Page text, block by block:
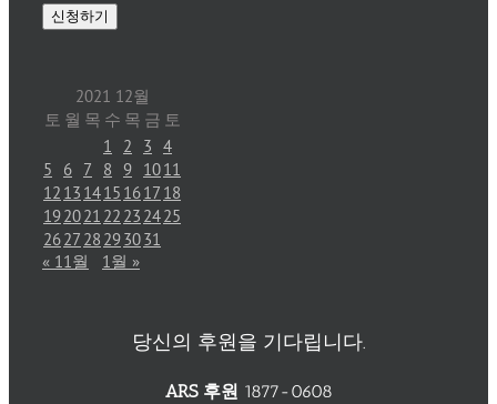
2021 12월
토 월 목 수 목 금 토
1 2 3 4
5
6 7 8 9 1011
12 13 1415 1617 18
192021 22 23 2425
2627 28 293031
« 11월
1월 »
당신의 후원을 기다립니다.
ARS 후원 1877-0608